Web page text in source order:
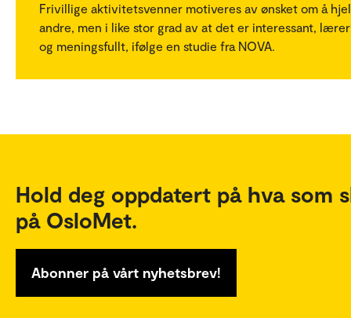
Frivillige aktivitetsvenner motiveres av ønsket om å
andre, men i like stor grad av at det er interessant,
og meningsfullt, ifølge en studie fra NOVA.
Hold deg oppdatert på hva som
på OsloMet.
Abonner på vårt nyhetsbrev!